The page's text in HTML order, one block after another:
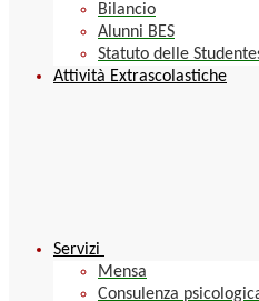
Bilancio
Alunni BES
Statuto delle
Attività Extrascolastiche
Servizi
Mensa
Consulenza